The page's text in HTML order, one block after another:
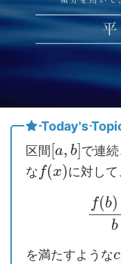
Today's
区間 a, b] で連
な f(x)に対して
f(b)
b
を満たすようなc